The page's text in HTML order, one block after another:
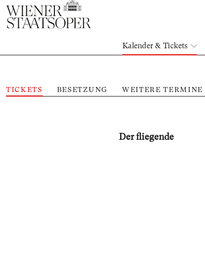
Kalender & Tickets
TICKETS BESETZUNG WEITERE TERMINE
Der fliegende